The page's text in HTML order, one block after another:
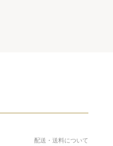
配送・送料について